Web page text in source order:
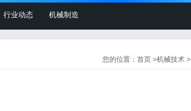
行业动态 机械制造
您的位置： 首页 >机械技术 >